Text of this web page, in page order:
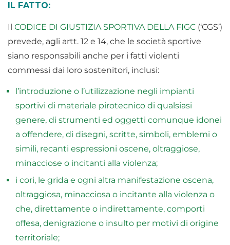
IL FATTO:
Il CODICE DI GIUSTIZIA SPORTIVA DELLA FIGC (‘CGS’)
prevede, agli artt. 12 e 14, che le società sportive
siano responsabili anche per i fatti violenti
commessi dai loro sostenitori, inclusi:
l’introduzione o l’utilizzazione negli impianti
sportivi di materiale pirotecnico di qualsiasi
genere, di strumenti ed oggetti comunque idonei
a offendere, di disegni, scritte, simboli, emblemi o
simili, recanti espressioni oscene, oltraggiose,
minacciose o incitanti alla violenza;
i cori, le grida e ogni altra manifestazione oscena,
oltraggiosa, minacciosa o incitante alla violenza o
che, direttamente o indirettamente, comporti
offesa, denigrazione o insulto per motivi di origine
territoriale;